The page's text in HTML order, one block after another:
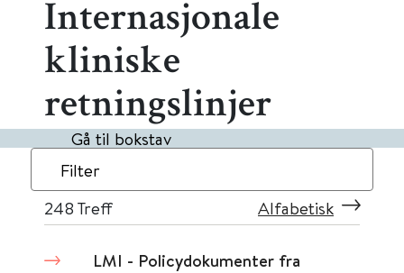
Internasjonale
kliniske
retningslinjer
Gå til bokstav
Filter
248 Treff Alfabetisk
LMI - Policydokumenter fra